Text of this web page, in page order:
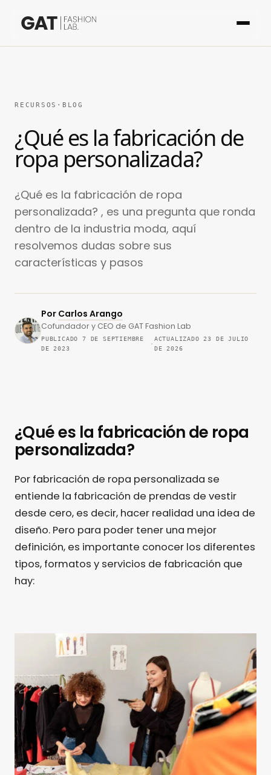
RECURSOS · BLOG
¿Qué es la fabricación de
ropa personalizada?
¿Qué es la fabricación de ropa
personalizada? , es una pregunta que ronda
dentro de la industria moda, aquí
resolvemos dudas sobre sus
características y pasos
Por Carlos Arango
Cofundador y CEO de GAT Fashion Lab
PUBLICADO 7 DE SEPTIEMBRE
DE 2023
·
ACTUALIZADO 23 DE JULIO
DE 2026
¿Qué es la fabricación de ropa
personalizada?
Por fabricación de ropa personalizada se
entiende la fabricación de prendas de vestir
desde cero, es decir, hacer realidad una idea de
diseño. Pero para poder tener una mejor
definición, es importante conocer los diferentes
tipos, formatos y servicios de fabricación que
hay: